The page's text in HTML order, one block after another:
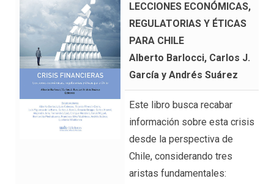
LECCIONES ECONÓMICAS,
REGULATORIAS Y ÉTICAS
PARA CHILE
Alberto Barlocci, Carlos J.
García y Andrés Suárez
Este libro busca recabar
información sobre esta crisis
desde la perspectiva de
Chile, considerando tres
aristas fundamentales: